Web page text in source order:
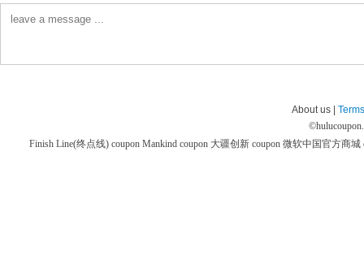
About us |
©
Finish Line(终点线) coupon Mankind coupon 大疆创新 coupon 微软中国官方商城